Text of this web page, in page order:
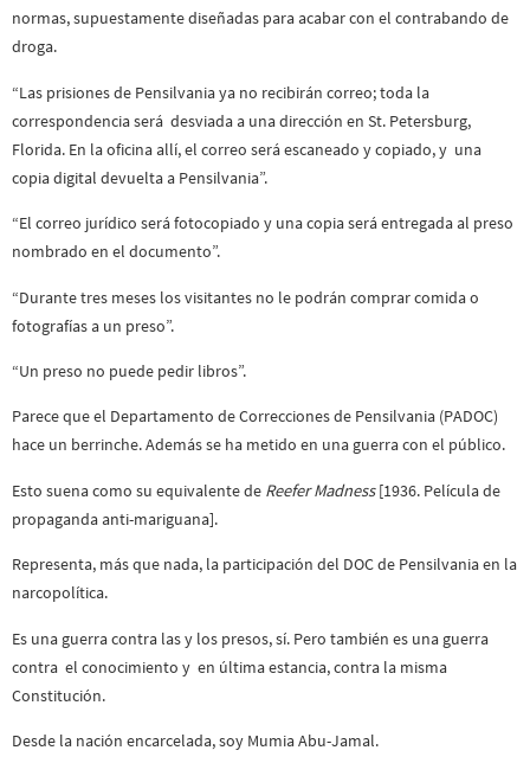
normas, supuestamente diseñadas para acabar con el contrabando de
droga.
“Las prisiones de Pensilvania ya no recibirán correo; toda la
correspondencia será desviada a una dirección en St. Petersburg,
Florida. En la oficina allí, el correo será escaneado y copiado, y una
copia digital devuelta a Pensilvania”.
“El correo jurídico será fotocopiado y una copia será entregada al preso
nombrado en el documento”.
“Durante tres meses los visitantes no le podrán comprar comida o
fotografías a un preso”.
“Un preso no puede pedir libros”.
Parece que el Departamento de Correcciones de Pensilvania (PADOC)
hace un berrinche. Además se ha metido en una guerra con el público.
Esto suena como su equivalente de Reefer Madness[1936. Película de
propaganda anti-mariguana].
Representa, más que nada, la participación del DOC de Pensilvania en la
narcopolítica.
Es una guerra contra las y los presos, sí. Pero también es una guerra
contra el conocimiento y en última estancia, contra la misma
Constitución.
Desde la nación encarcelada, soy Mumia Abu-Jamal.